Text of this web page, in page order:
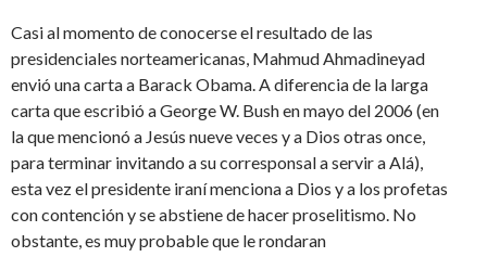
Casi al momento de conocerse el resultado de las
presidenciales norteamericanas, Mahmud Ahmadineyad
envió una carta a Barack Obama. A diferencia de la larga
carta que escribió a George W. Bush en mayo del 2006 (en
la que mencionó a Jesús nueve veces y a Dios otras once,
para terminar invitando a su corresponsal a servir a Alá),
esta vez el presidente iraní menciona a Dios y a los profetas
con contención y se abstiene de hacer proselitismo. No
obstante, es muy probable que le rondaran